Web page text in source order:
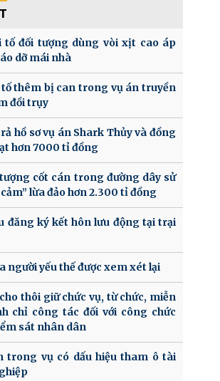
tố đối tượng dùng vòi xịt cao áp
dỡ mái nhà
tố thêm bị can trong vụ án truyền
đồi trụy
hồ sơ vụ án Shark Thủy và đồng
hơn 7000 tỉ đồng
cốt cán trong đường dây sử
lừa đảo hơn 2.300 tỉ đồng
đăng ký kết hôn lưu động tại trại
người yếu thế được xem xét lại
thôi giữ chức vụ, từ chức, miễn
chỉ công tác đối với công chức
sát nhân dân
trong vụ có dấu hiệu tham ô tài